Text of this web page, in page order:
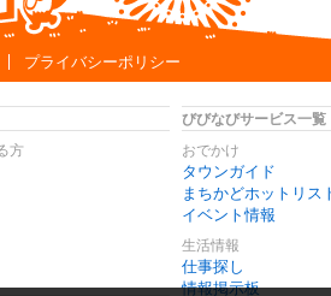
プライバシーポリシー
方
びびなびサービス一覧
おでかけ
タウンガイド
まちかどホットリス
イベント情報
生活情報
仕事探し
情報掲示板